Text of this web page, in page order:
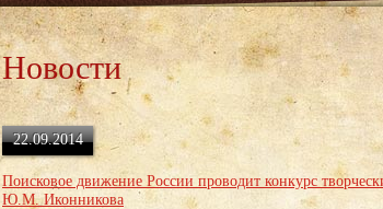
Новости
22.09.2014
Поисковое движение России проводит конкурс
Ю.М. Иконникова